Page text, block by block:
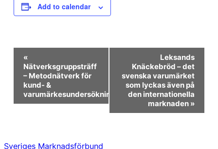
Add to calendar
Event
Navigation
«
Nätverksgruppsträff
– Metodnätverk för
kund- &
varumärkesundersökningar
Leksands
Knäckebröd – det
svenska varumärket
som lyckas även på
den internationella
marknaden »
Sveriges Marknadsförbund